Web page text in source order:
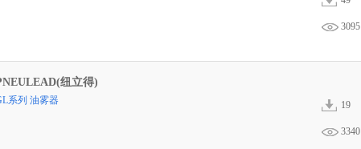
3095
纽立得)
系列 油雾器 19
3340